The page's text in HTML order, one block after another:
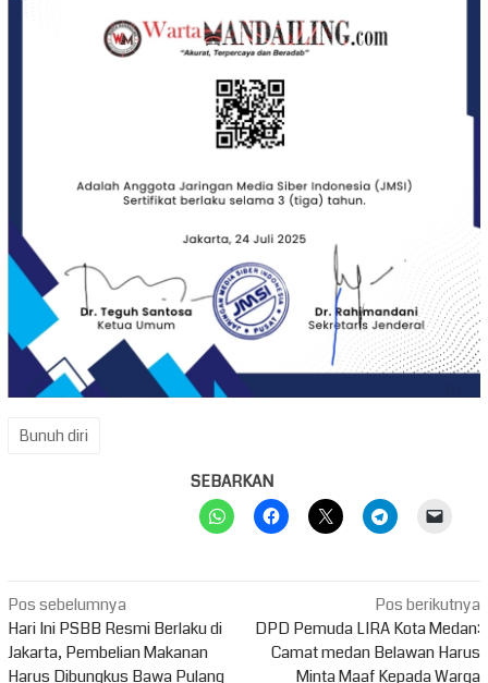
Bunuh diri
SEBARKAN
Navigasi
pos
Pos sebelumnya
Hari Ini PSBB Resmi Berlaku di
Jakarta, Pembelian Makanan
Harus Dibungkus Bawa Pulang
Pos berikutnya
DPD Pemuda LIRA Kota Medan:
Camat medan Belawan Harus
Minta Maaf Kepada Warga